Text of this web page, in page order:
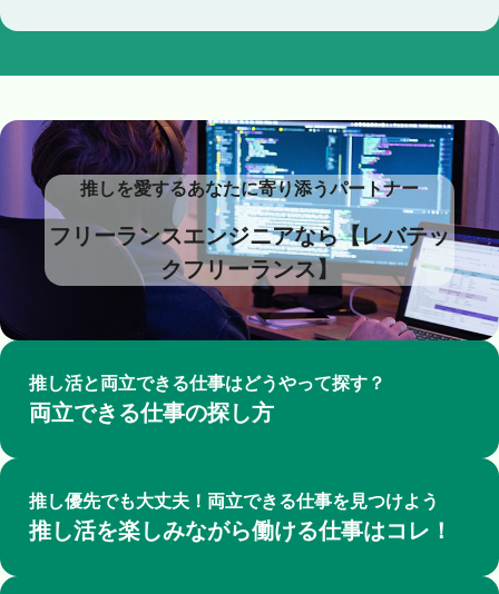
推しを愛するあなたに寄り添うパートナー
フリーランスエンジニアなら【レバテッ
クフリーランス】
推し活と両立できる仕事はどうやって探す？
両立できる仕事の探し方
推し優先でも大丈夫！両立できる仕事を見つけよう
推し活を楽しみながら働ける仕事はコレ！